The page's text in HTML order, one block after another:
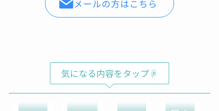
メールの方はこちら
気になる内容をタップ☟